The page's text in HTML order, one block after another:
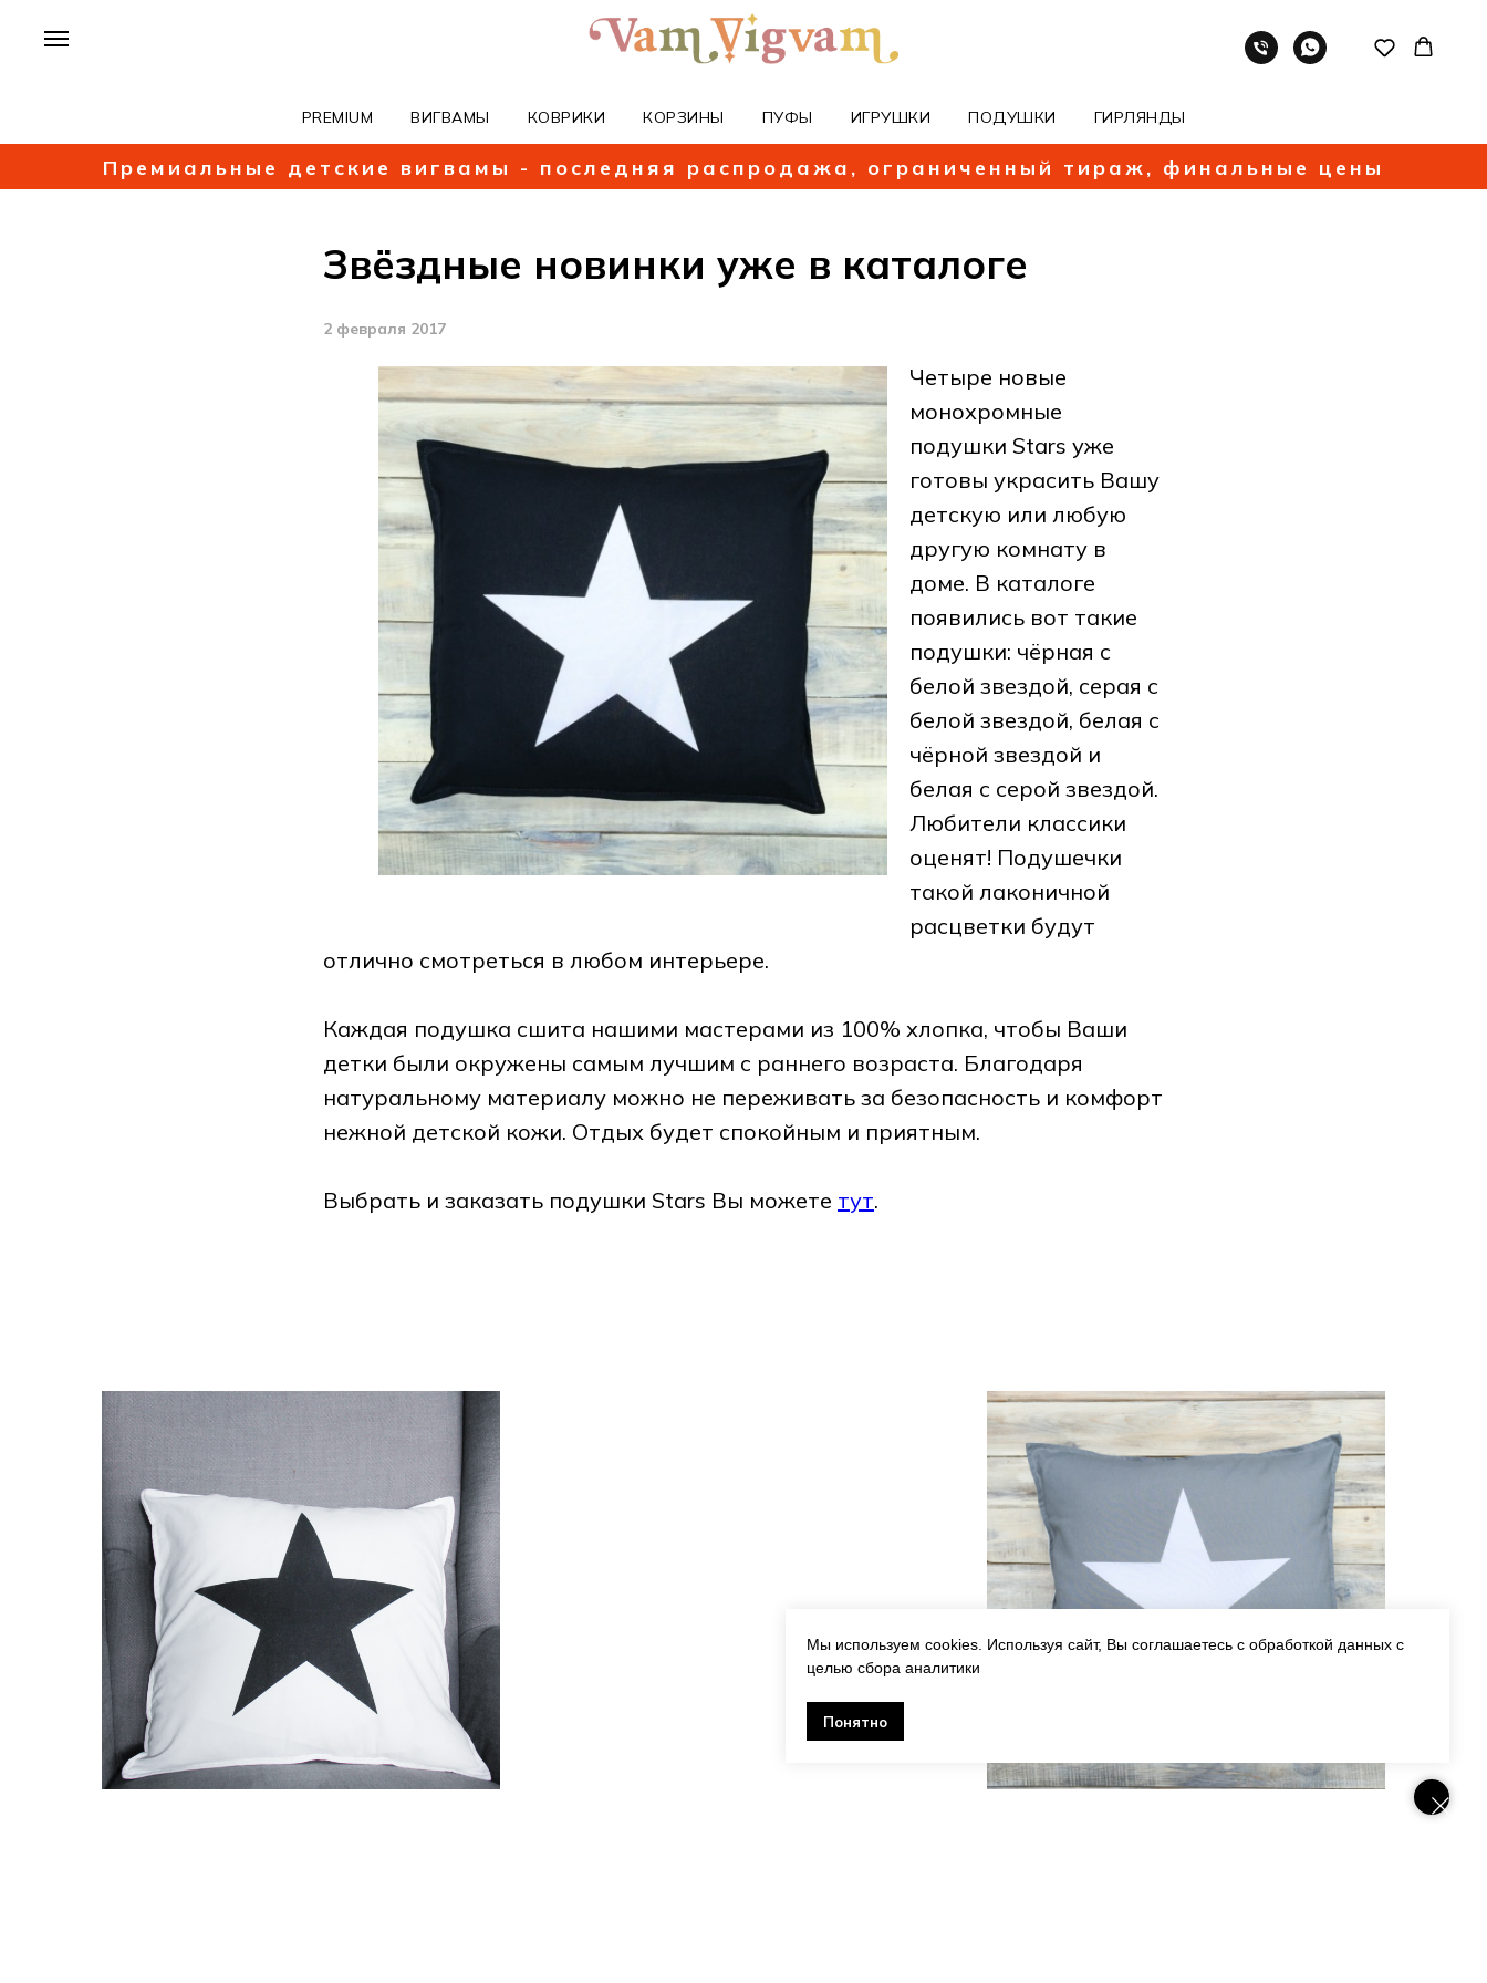
PREMIUM ВИГВАМЫ КОВРИКИ КОРЗИНЫ ПУФЫ ИГРУШКИ ПОДУШКИ ГИРЛЯНДЫ
Премиальные детские вигвамы - последняя распродажа, ограниченный тираж, финальные цены
Звёздные новинки уже в каталоге
2 февраля 2017
Четыре новые
монохромные
подушки Stars уже
готовы украсить Вашу
детскую или любую
другую комнату в
доме. В каталоге
появились вот такие
подушки: чёрная с
белой звездой, серая с
белой звездой, белая с
чёрной звездой и
белая с серой звездой.
Любители классики
оценят! Подушечки
такой лаконичной
расцветки будут
отлично смотреться в любом интерьере.
Каждая подушка сшита нашими мастерами из 100% хлопка, чтобы Ваши
детки были окружены самым лучшим с раннего возраста. Благодаря
натуральному материалу можно не переживать за безопасность и комфорт
нежной детской кожи. Отдых будет спокойным и приятным.
Выбрать и заказать подушки Stars Вы можете тут.
Мы используем cookies. Используя сайт, Вы соглашаетесь с обработкой данных с
целью сбора аналитики
Понятно